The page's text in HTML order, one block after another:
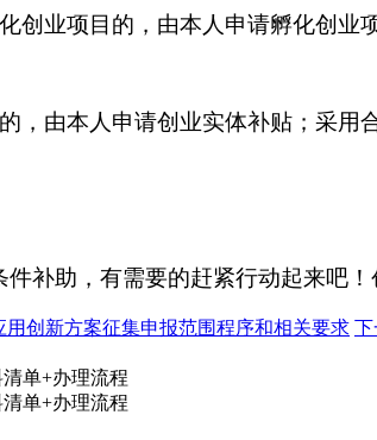
创业项目的，由本人申请孵化创
，由本人申请创业实体补贴；采
补助，有需要的赶紧行动起来吧
创新方案征集申报范围程序和相关要求 下
单+办理流程
单+办理流程